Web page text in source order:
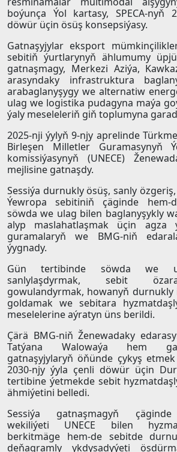
boýunça Ýol kartasy, SPECA-nyň
döwür üçin ösüş konsepsiýasy.
Gatnaşyjylar eksport
sebitiň ýurtlarynyň ählumumy
gatnaşmagy, Merkezi Aziýa,
arasyndaky infrastruktura
arabaglanyşygy we alternatiw
ulag we logistika pudagyna maýa
ýaly meseleleriň giň toplumyna
2025-nji ýylyň 9-njy aprelinde
Birleşen Milletler Guramasynyň
komissiýasynyň (UNECE)
mejlisine gatnaşdy.
Sessiýa durnukly ösüş, sanly
Ýewropa sebitiniň çäginde hem-
söwda we ulag bilen baglanyşykly
alyp maslahatlaşmak üçin agza
guramalaryň we BMG-niň
ýygnady.
Gün tertibinde söwda we
sanlylaşdyrmak, sebit
gowulandyrmak, howanyň
goldamak we sebitara
meselelerine aýratyn üns berildi.
Çärä BMG-niň Ženewadaky
Tatýana Walowaýa hem
gatnaşyjylaryň öňünde çykyş etmek
2030-njy ýyla çenli döwür üçin
tertibine ýetmekde sebit
ähmiýetini belledi.
Sessiýa gatnaşmagyň çäginde
wekiliýeti UNECE bilen
berkitmäge hem-de sebitde
deňagramly ykdysadyýeti